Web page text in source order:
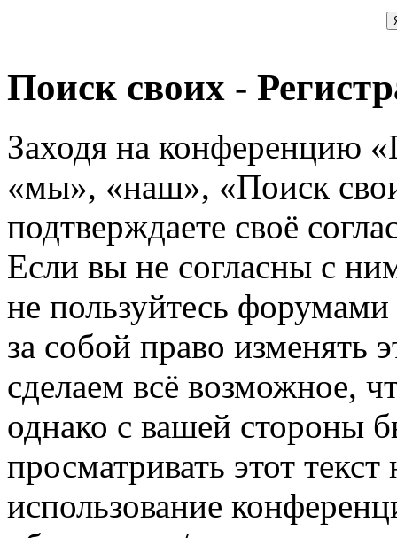
Поиск своих -
Заходя на конференцию
«мы», «наш», «Поиск
подтверждаете своё
Если вы не согласны с
не пользуйтесь
за собой право изменять
сделаем всё возможное,
однако с вашей стороны
просматривать этот
использование